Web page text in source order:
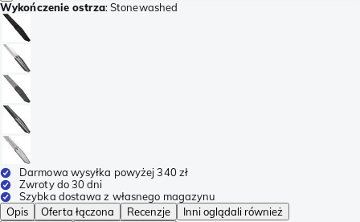
Wykończenie ostrza:Stonewashed
Darmowa wysyłka powyżej 340 zł
Zwroty do 30 dni
Szybka dostawa z własnego magazynu
Opis
Oferta łączona Recenzje
Inni oglądali również